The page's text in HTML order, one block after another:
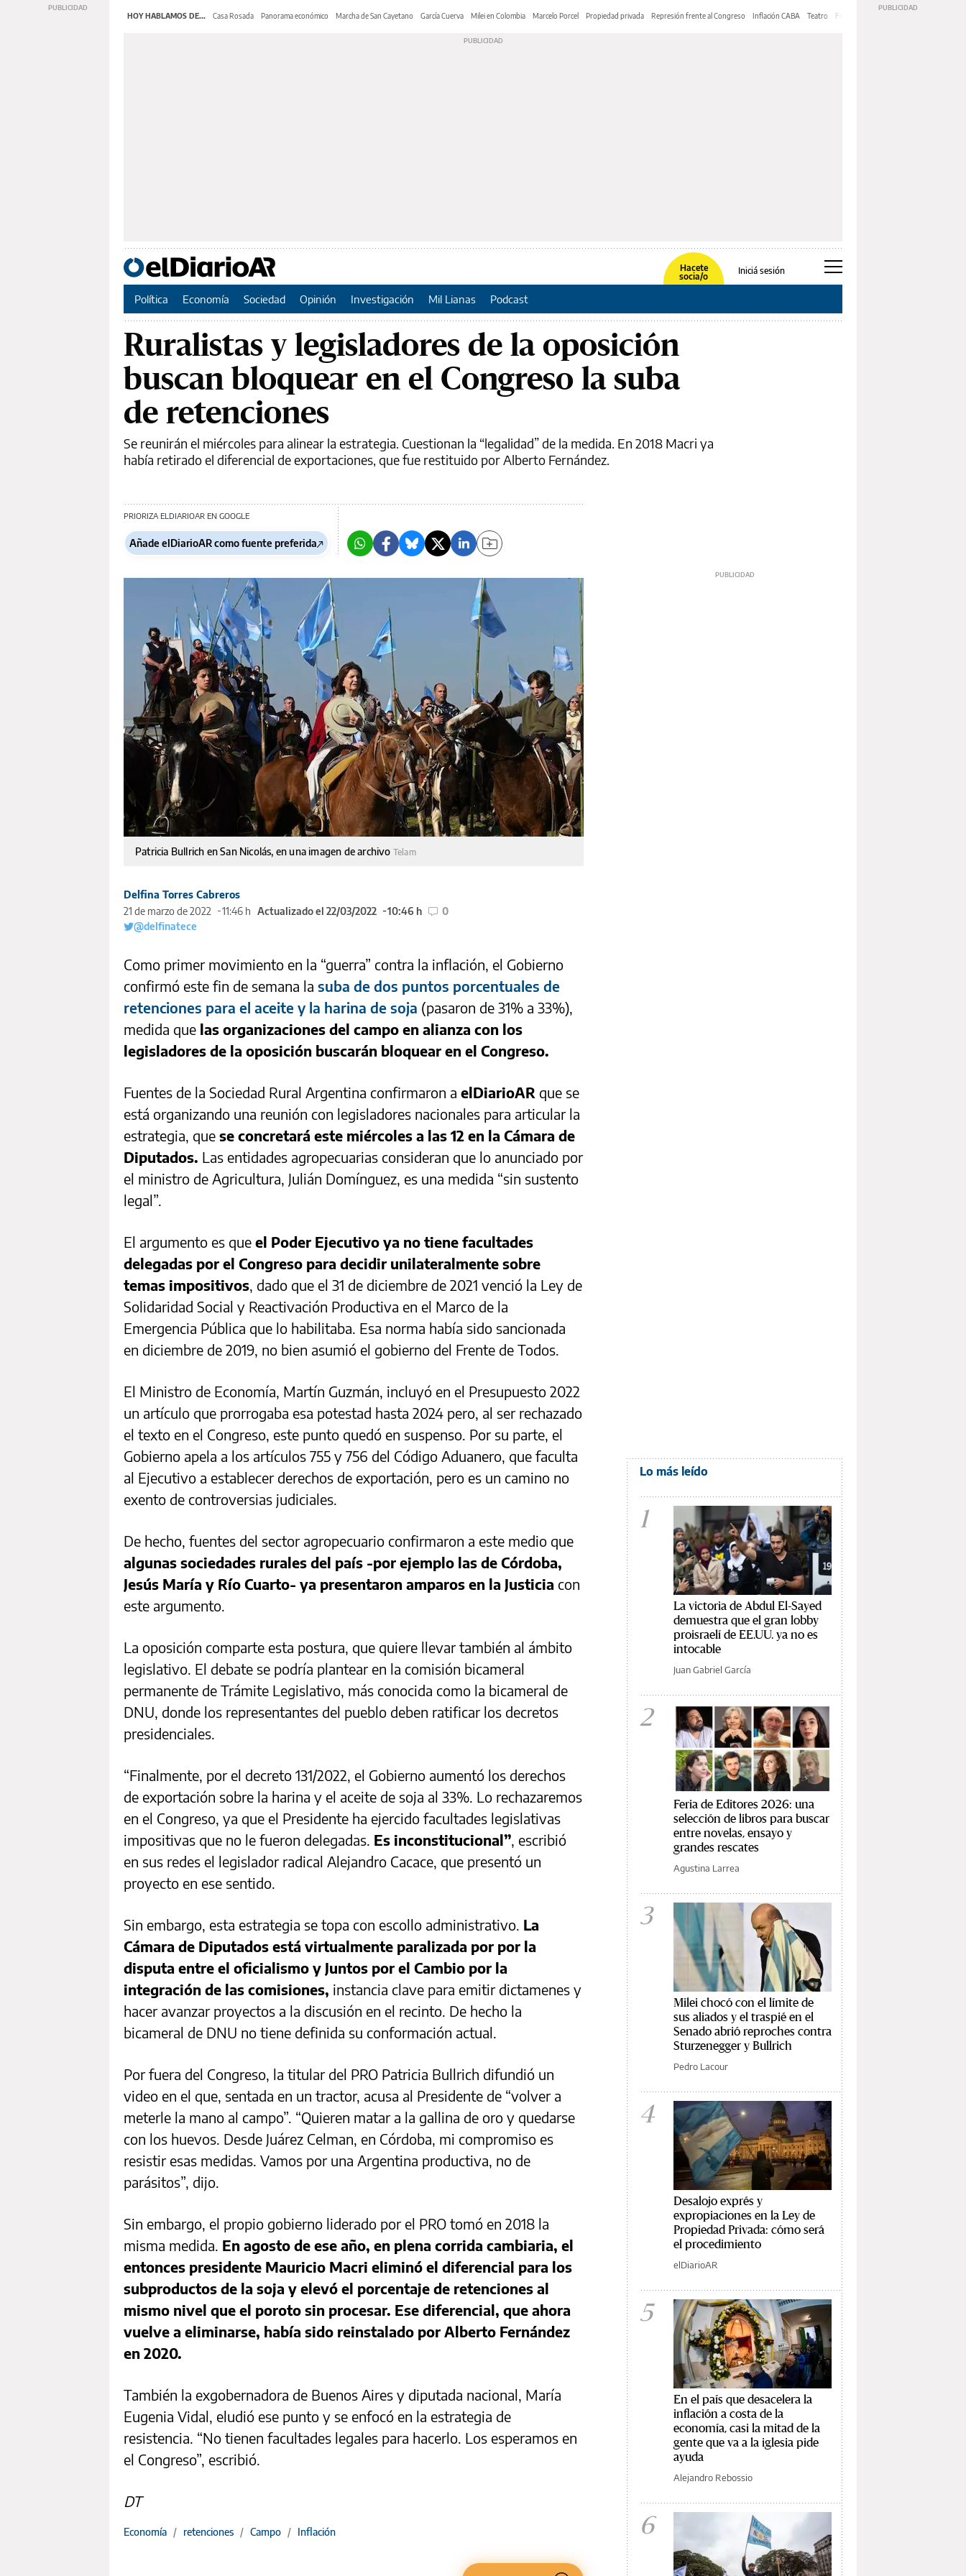
HOY HABLAMOS DE... Casa Rosada Panorama económico Marcha de San Cayetano García Cuerva Milei en Colombia Marcelo Porcel Propiedad privada Represión frente al Congreso Inflación CABA Teatro Feria de Editores
Hacete
socia/o
Iniciá sesión
Política Economía Sociedad Opinión Investigación Mil Lianas Podcast
Ruralistas y legisladores de la oposición
buscan bloquear en el Congreso la suba
de retenciones
Se reunirán el miércoles para alinear la estrategia. Cuestionan la “legalidad” de la medida. En 2018 Macri ya
había retirado el diferencial de exportaciones, que fue restituido por Alberto Fernández.
PRIORIZA ELDIARIOAR EN GOOGLE
Añade elDiarioAR como fuente preferida
Patricia Bullrich en San Nicolás, en una imagen de archivo Telam
Delfina Torres Cabreros
21 de marzo de 2022
11:46 h Actualizado el 22/03/2022 10:46 h
0
@delfinatece
Como primer movimiento en la “guerra” contra la inflación, el Gobierno
confirmó este fin de semana la suba de dos puntos porcentuales de
retenciones para el aceite y la harina de soja (pasaron de 31% a 33%),
medida que las organizaciones del campo en alianza con los
legisladores de la oposición buscarán bloquear en el Congreso.
Fuentes de la Sociedad Rural Argentina confirmaron a elDiarioAR que se
está organizando una reunión con legisladores nacionales para articular la
estrategia, que se concretará este miércoles a las 12 en la Cámara de
Diputados. Las entidades agropecuarias consideran que lo anunciado por
el ministro de Agricultura, Julián Domínguez, es una medida “sin sustento
legal”.
El argumento es que el Poder Ejecutivo ya no tiene facultades
delegadas por el Congreso para decidir unilateralmente sobre
temas impositivos, dado que el 31 de diciembre de 2021 venció la Ley de
Solidaridad Social y Reactivación Productiva en el Marco de la
Emergencia Pública que lo habilitaba. Esa norma había sido sancionada
en diciembre de 2019, no bien asumió el gobierno del Frente de Todos.
El Ministro de Economía, Martín Guzmán, incluyó en el Presupuesto 2022
un artículo que prorrogaba esa potestad hasta 2024 pero, al ser rechazado
el texto en el Congreso, este punto quedó en suspenso. Por su parte, el
Gobierno apela a los artículos 755 y 756 del Código Aduanero, que faculta
al Ejecutivo a establecer derechos de exportación, pero es un camino no
exento de controversias judiciales.
De hecho, fuentes del sector agropecuario confirmaron a este medio que
algunas sociedades rurales del país -por ejemplo las de Córdoba,
Jesús María y Río Cuarto- ya presentaron amparos en la Justicia con
este argumento.
La oposición comparte esta postura, que quiere llevar también al ámbito
legislativo. El debate se podría plantear en la comisión bicameral
permanente de Trámite Legislativo, más conocida como la bicameral de
DNU, donde los representantes del pueblo deben ratificar los decretos
presidenciales.
“Finalmente, por el decreto 131/2022, el Gobierno aumentó los derechos
de exportación sobre la harina y el aceite de soja al 33%. Lo rechazaremos
en el Congreso, ya que el Presidente ha ejercido facultades legislativas
impositivas que no le fueron delegadas. Es inconstitucional”, escribió
en sus redes el legislador radical Alejandro Cacace, que presentó un
proyecto en ese sentido.
Sin embargo, esta estrategia se topa con escollo administrativo. La
Cámara de Diputados está virtualmente paralizada por por la
disputa entre el oficialismo y Juntos por el Cambio por la
integración de las comisiones, instancia clave para emitir dictamenes y
hacer avanzar proyectos a la discusión en el recinto. De hecho la
bicameral de DNU no tiene definida su conformación actual.
Por fuera del Congreso, la titular del PRO Patricia Bullrich difundió un
video en el que, sentada en un tractor, acusa al Presidente de “volver a
meterle la mano al campo”. “Quieren matar a la gallina de oro y quedarse
con los huevos. Desde Juárez Celman, en Córdoba, mi compromiso es
resistir esas medidas. Vamos por una Argentina productiva, no de
parásitos”, dijo.
Sin embargo, el propio gobierno liderado por el PRO tomó en 2018 la
misma medida. En agosto de ese año, en plena corrida cambiaria, el
entonces presidente Mauricio Macri eliminó el diferencial para los
subproductos de la soja y elevó el porcentaje de retenciones al
mismo nivel que el poroto sin procesar. Ese diferencial, que ahora
vuelve a eliminarse, había sido reinstalado por Alberto Fernández
en 2020.
También la exgobernadora de Buenos Aires y diputada nacional, María
Eugenia Vidal, eludió ese punto y se enfocó en la estrategia de
resistencia. “No tienen facultades legales para hacerlo. Los esperamos en
el Congreso”, escribió.
DT
Economía / retenciones / Campo / Inflación
Lo más leído
1
La victoria de Abdul El-Sayed
demuestra que el gran lobby
proisraelí de EE.UU. ya no es
intocable
Juan Gabriel García
2
Feria de Editores 2026: una
selección de libros para buscar
entre novelas, ensayo y
grandes rescates
Agustina Larrea
3
Milei chocó con el límite de
sus aliados y el traspié en el
Senado abrió reproches contra
Sturzenegger y Bullrich
Pedro Lacour
4
Desalojo exprés y
expropiaciones en la Ley de
Propiedad Privada: cómo será
el procedimiento
elDiarioAR
5
En el país que desacelera la
inflación a costa de la
economía, casi la mitad de la
gente que va a la iglesia pide
ayuda
Alejandro Rebossio
6